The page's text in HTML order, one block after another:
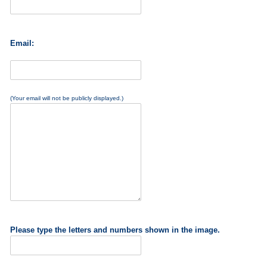
Email:
(Your email will not be publicly displayed.)
Please type the letters and numbers shown in the image.